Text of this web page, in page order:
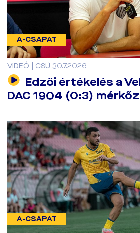
A-CSAPAT
VIDEÓ | CSÜ 30.7.2026
Edzői értékelés a
DAC 1904 (0:3)
A-CSAPAT